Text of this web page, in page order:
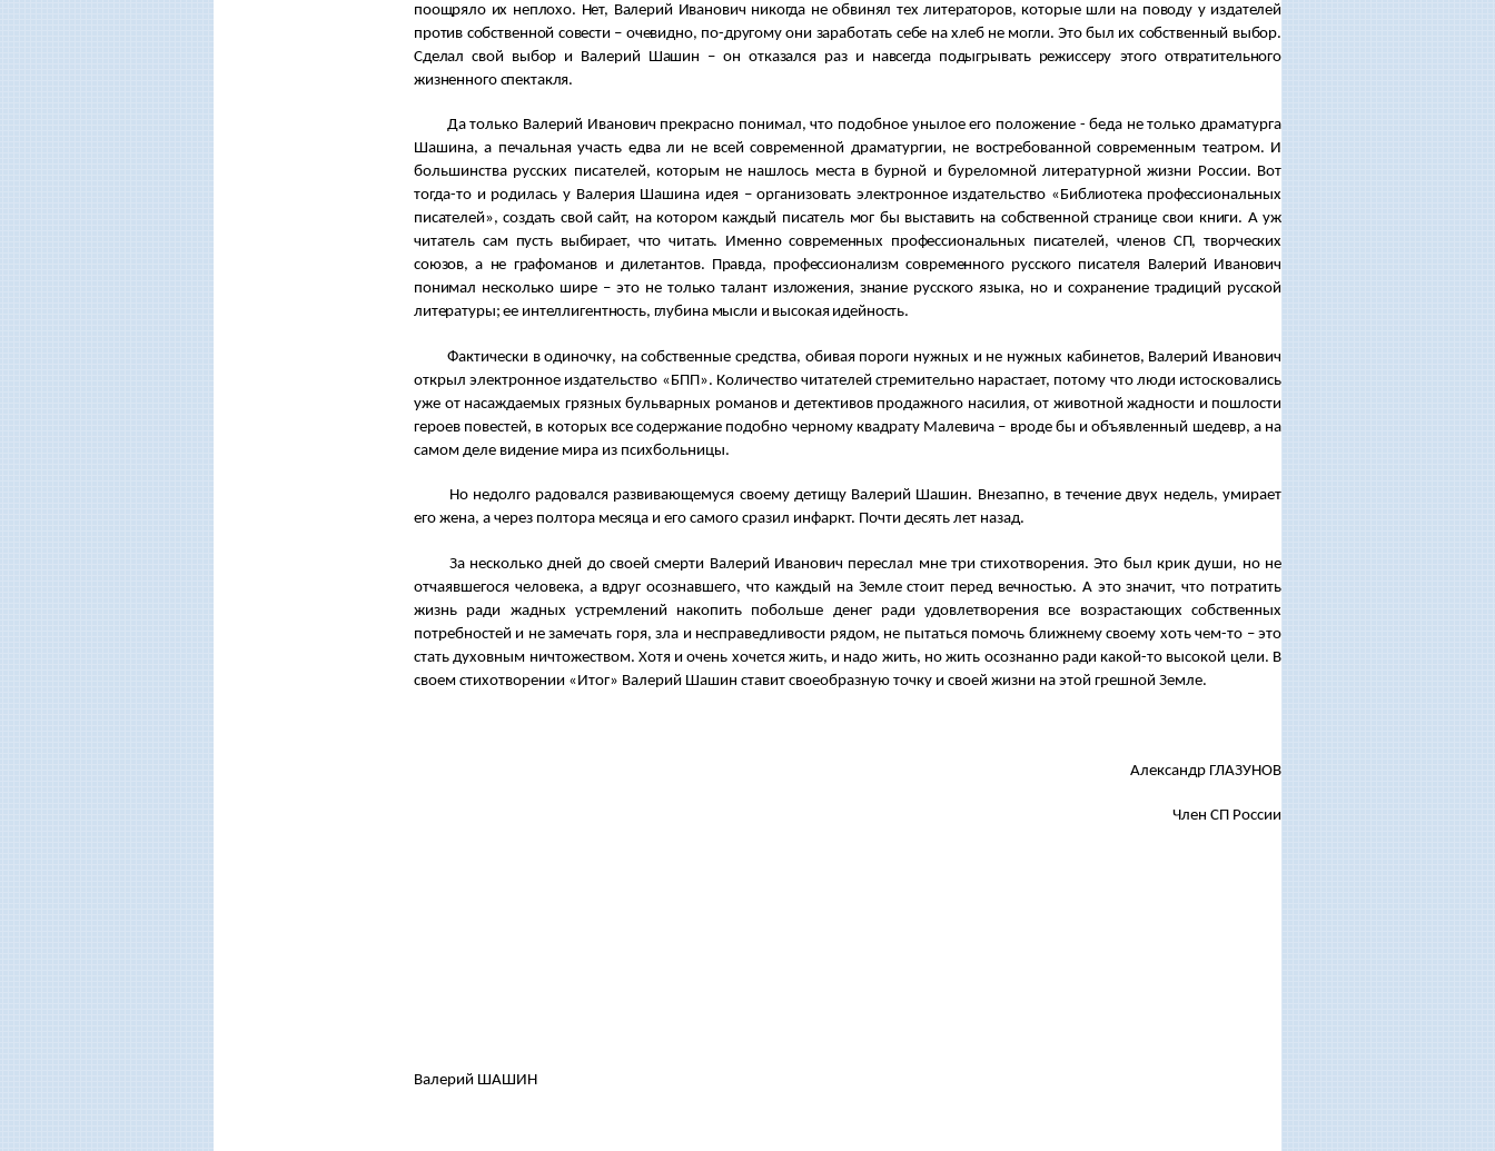
поощряло их неплохо. Нет, Валерий Иванович никогда не обвинял тех литераторов, которые шли на поводу у издателей
против собственной совести – очевидно, по-другому они заработать себе на хлеб не могли. Это был их собственный выбор.
Сделал свой выбор и Валерий Шашин – он отказался раз и навсегда подыгрывать режиссеру этого отвратительного
жизненного спектакля.
Да только Валерий Иванович прекрасно понимал, что подобное унылое его положение - беда не только драматурга
Шашина, а печальная участь едва ли не всей современной драматургии, не востребованной современным театром. И
большинства русских писателей, которым не нашлось места в бурной и буреломной литературной жизни России. Вот
тогда-то и родилась у Валерия Шашина идея – организовать электронное издательство «Библиотека профессиональных
писателей», создать свой сайт, на котором каждый писатель мог бы выставить на собственной странице свои книги. А уж
читатель сам пусть выбирает, что читать. Именно современных профессиональных писателей, членов СП, творческих
союзов, а не графоманов и дилетантов. Правда, профессионализм современного русского писателя Валерий Иванович
понимал несколько шире – это не только талант изложения, знание русского языка, но и сохранение традиций русской
литературы; ее интеллигентность, глубина мысли и высокая идейность.
Фактически в одиночку, на собственные средства, обивая пороги нужных и не нужных кабинетов, Валерий Иванович
открыл электронное издательство «БПП». Количество читателей стремительно нарастает, потому что люди истосковались
уже от насаждаемых грязных бульварных романов и детективов продажного насилия, от животной жадности и пошлости
героев повестей, в которых все содержание подобно черному квадрату Малевича – вроде бы и объявленный шедевр, а на
самом деле видение мира из психбольницы.
Но недолго радовался развивающемуся своему детищу Валерий Шашин. Внезапно, в течение двух недель, умирает
его жена, а через полтора месяца и его самого сразил инфаркт. Почти десять лет назад.
За несколько дней до своей смерти Валерий Иванович переслал мне три стихотворения. Это был крик души, но не
отчаявшегося человека, а вдруг осознавшего, что каждый на Земле стоит перед вечностью. А это значит, что потратить
жизнь ради жадных устремлений накопить побольше денег ради удовлетворения все возрастающих собственных
потребностей и не замечать горя, зла и несправедливости рядом, не пытаться помочь ближнему своему хоть чем-то – это
стать духовным ничтожеством. Хотя и очень хочется жить, и надо жить, но жить осознанно ради какой-то высокой цели. В
своем стихотворении «Итог» Валерий Шашин ставит своеобразную точку и своей жизни на этой грешной Земле.
Александр ГЛАЗУНОВ
Член СП России
Валерий ШАШИН